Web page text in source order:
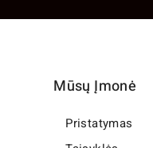
Mūsų Įmonė
Pristatymas